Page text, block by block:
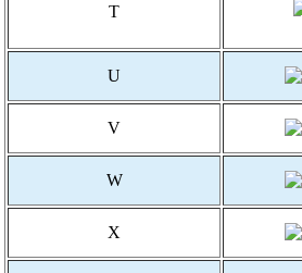
T
U
V
W
X